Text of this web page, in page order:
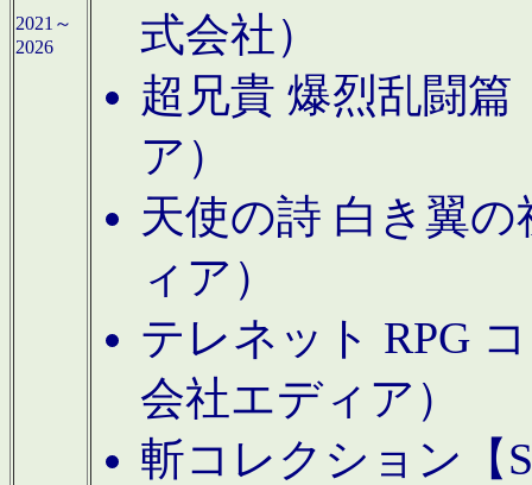
2021～
2026
式会社）
超兄貴 爆烈乱闘篇
ア）
天使の詩 白き翼
ィア）
テレネット RPG
会社エディア）
斬コレクション【